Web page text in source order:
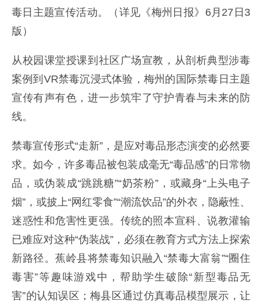
毒日主题宣传活动。（详见《梅州日报》6月27日3
版）
从校园课堂授课到社区广场宣教，从剖析典型涉毒
案例到VR禁毒沉浸式体验，梅州的国际禁毒日主题
宣传有声有色，进一步筑牢了守护青春与未来的防
线。
禁毒宣传形式“走新”，是应对毒品形态演变的必然要
求。如今，许多毒品被包装成毫无“毒品感”的日常物
品，或伪装成“跳跳糖”“奶茶粉”，或藏身“上头电子
烟”，或披上“网红零食”“潮流饮品”的外衣，隐蔽性、
迷惑性和危害性更强。传统的照本宣科、说教灌输
已难应对这种“伪装战”，必须在教育方式方法上探索
新路径。蕉岭县将禁毒知识融入“禁毒大富翁”“圈住
毒害”等趣味游戏中，帮助学生破除“新型毒品无
害”的认知误区；梅县区通过仿真毒品模型展示，让